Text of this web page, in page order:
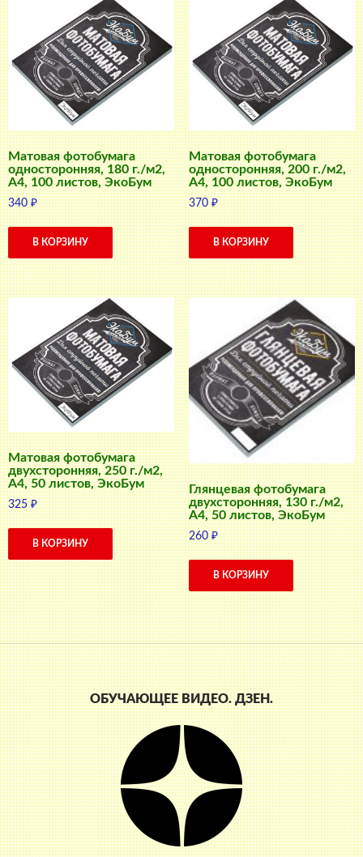
Матовая фотобумага
односторонняя, 180 г./м2,
A4, 100 листов, ЭкоБум
340₽
В КОРЗИНУ
Матовая фотобумага
односторонняя, 200 г./м2,
A4, 100 листов, ЭкоБум
370₽
В КОРЗИНУ
Матовая фотобумага
двухсторонняя, 250 г./м2,
A4, 50 листов, ЭкоБум
325₽
В КОРЗИНУ
Глянцевая фотобумага
двухсторонняя, 130 г./м2,
A4, 50 листов, ЭкоБум
260₽
В КОРЗИНУ
ОБУЧАЮЩЕЕ ВИДЕО. ДЗЕН.